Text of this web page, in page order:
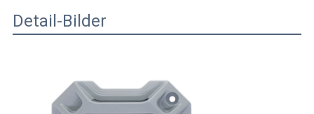
Detail-Bilder